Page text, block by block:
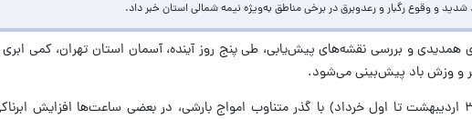
و وقوع رگبار و رعدوبرق در برخی مناطق به‌ویژه نیمه شمالی استان خبر داد.
همدیدی و بررسی نقشه‌های پیش‌یابی، طی پنج روز آینده، آسمان استان تهران، کمی ابری
و وزش باد پیش‌بینی می‌شود.
همچنین از بعدازظهر امروز تا فردا (۳۱ اردیبهشت تا اول خرداد) با گذر متناوب امواج بارشی، در بعضی ساعت‌ها افزایش